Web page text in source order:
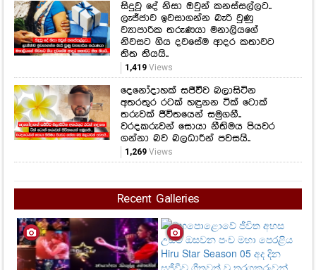
සිදුවූ දේ නිසා ඔවුන් කනස්සල්ලට..
ලැජ්ජාව ඉවසාගන්න බැරි වුණු
ව්‍යාපාරික තරුණයා මනාලියගේ
නිවසට ගිය දවසේම ආදර කතාවට
තිත තියයි..
1,419Views
දෙනෝදාහක් සජීවීව බලාසිටින
අතරතුර රටක් හඳුනන ටික් ටොක්
තරුවක් ජීවිතයෙන් සමුගනී..
වරදකරුවන් සොයා නීතිමය පියවර
ගන්නා බව බලධාරීන් පවසයි..
1,269Views
Recent Galleries